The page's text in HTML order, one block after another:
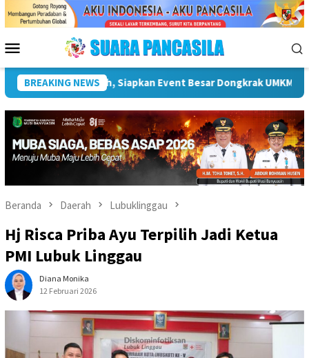
Menu
Mobile
BREAKING NEWS
Bupati Hendri Dukung Percepatan Penyaluran DAK Fisik Dan
Beranda Daerah Lubuklinggau
Hj Risca Priba Ayu Terpilih Jadi Ketua
PMI Lubuk Linggau
Diana Monika
12 Februari 2026